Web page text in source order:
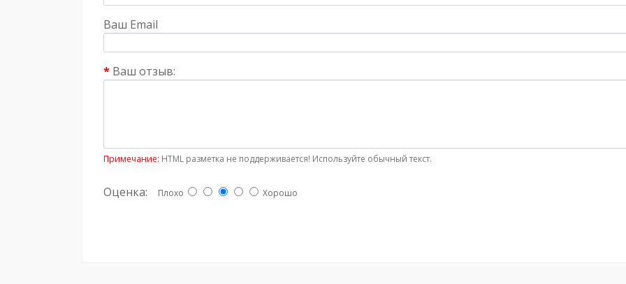
Ваш Email
Ваш отзыв:
Примечание: HTML разметка не поддерживается! Используйте обычный текст.
Оценка: Плохо Хорошо